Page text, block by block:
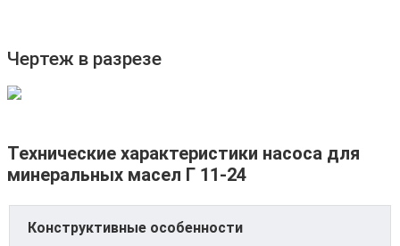
Чертеж в разрезе
Технические характеристики насоса для
минеральных масел Г 11-24
Конструктивные особенности